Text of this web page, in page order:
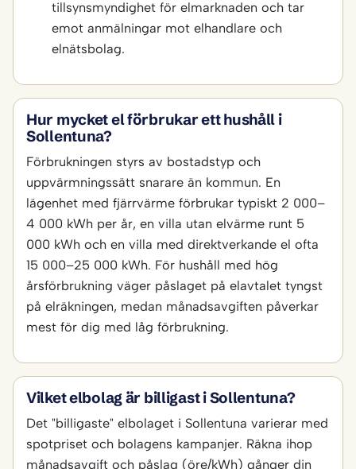
tillsynsmyndighet för elmarknaden och tar
emot anmälningar mot elhandlare och
elnätsbolag.
Hur mycket el förbrukar ett hushåll i
Sollentuna?
Förbrukningen styrs av bostadstyp och
uppvärmningssätt snarare än kommun. En
lägenhet med fjärrvärme förbrukar typiskt 2 000–
4 000 kWh per år, en villa utan elvärme runt 5
000 kWh och en villa med direktverkande el ofta
15 000–25 000 kWh. För hushåll med hög
årsförbrukning väger påslaget på elavtalet tyngst
på elräkningen, medan månadsavgiften påverkar
mest för dig med låg förbrukning.
Vilket elbolag är billigast i Sollentuna?
Det "billigaste" elbolaget i Sollentuna varierar med
spotpriset och bolagens kampanjer. Räkna ihop
månadsavgift och påslag (öre/kWh) gånger din